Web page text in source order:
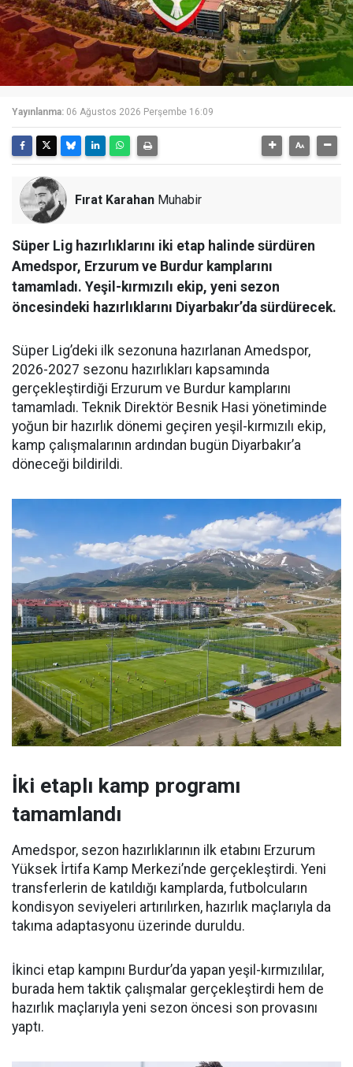
Yayınlanma: 06 Ağustos 2026 Perşembe 16:09
Fırat Karahan Muhabir
Süper Lig hazırlıklarını iki etap halinde sürdüren
Amedspor, Erzurum ve Burdur kamplarını
tamamladı. Yeşil-kırmızılı ekip, yeni sezon
öncesindeki hazırlıklarını Diyarbakır’da sürdürecek.
Süper Lig’deki ilk sezonuna hazırlanan Amedspor,
2026-2027 sezonu hazırlıkları kapsamında
gerçekleştirdiği Erzurum ve Burdur kamplarını
tamamladı. Teknik Direktör Besnik Hasi yönetiminde
yoğun bir hazırlık dönemi geçiren yeşil-kırmızılı ekip,
kamp çalışmalarının ardından bugün Diyarbakır’a
döneceği bildirildi.
İki etaplı kamp programı
tamamlandı
Amedspor, sezon hazırlıklarının ilk etabını Erzurum
Yüksek İrtifa Kamp Merkezi’nde gerçekleştirdi. Yeni
transferlerin de katıldığı kamplarda, futbolcuların
kondisyon seviyeleri artırılırken, hazırlık maçlarıyla da
takıma adaptasyonu üzerinde duruldu.
İkinci etap kampını Burdur’da yapan yeşil-kırmızılılar,
burada hem taktik çalışmalar gerçekleştirdi hem de
hazırlık maçlarıyla yeni sezon öncesi son provasını
yaptı.